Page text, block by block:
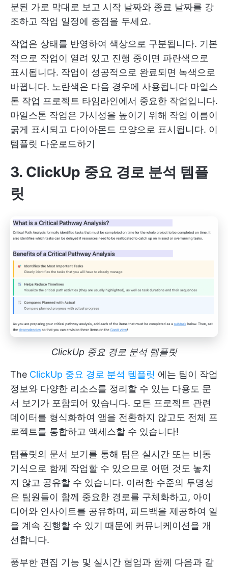
분된 가로 막대로 보고 시작 날짜와 종료 날짜를 강
조하고 작업 일정에 중점을 두세요.
작업은 상태를 반영하여 색상으로 구분됩니다. 기본
적으로 작업이 열려 있고 진행 중이면 파란색으로
표시됩니다. 작업이 성공적으로 완료되면 녹색으로
바뀝니다. 노란색은 다음 경우에 사용됩니다 마일스
톤 작업 프로젝트 타임라인에서 중요한 작업입니다.
마일스톤 작업은 가시성을 높이기 위해 작업 이름이
굵게 표시되고 다이아몬드 모양으로 표시됩니다. 이
템플릿 다운로드하기
3. ClickUp 중요 경로 분석 템플
릿
ClickUp 중요 경로 분석 템플릿
The ClickUp 중요 경로 분석 템플릿 에는 팀이 작업
정보와 다양한 리소스를 정리할 수 있는 다용도 문
서 보기가 포함되어 있습니다. 모든 프로젝트 관련
데이터를 형식화하여 앱을 전환하지 않고도 전체 프
로젝트를 통합하고 액세스할 수 있습니다!
템플릿의 문서 보기를 통해 팀은 실시간 또는 비동
기식으로 함께 작업할 수 있으므로 어떤 것도 놓치
지 않고 공유할 수 있습니다. 이러한 수준의 투명성
은 팀원들이 함께 중요한 경로를 구체화하고, 아이
디어와 인사이트를 공유하며, 피드백을 제공하여 일
을 계속 진행할 수 있기 때문에 커뮤니케이션을 개
선합니다.
풍부한 편집 기능 및 실시간 협업과 함께 다음과 같